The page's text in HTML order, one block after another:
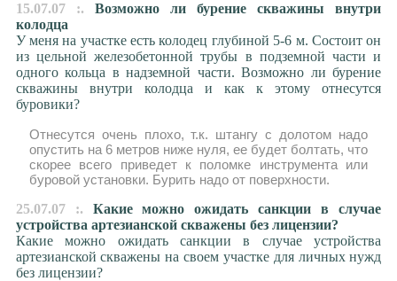
15.07.07 :. Возможно ли бурение скважины внутри
колодца
У меня на участке есть колодец глубиной 5-6 м. Состоит он
из цельной железобетонной трубы в подземной части и
одного кольца в надземной части. Возможно ли бурение
скважины внутри колодца и как к этому отнесутся
буровики?
Отнесутся очень плохо, т.к. штангу с долотом надо
опустить на 6 метров ниже нуля, ее будет болтать, что
скорее всего приведет к поломке инструмента или
буровой установки. Бурить надо от поверхности.
25.07.07 :. Какие можно ожидать санкции в случае
устройства артезианской скважены без лицензии?
Какие можно ожидать санкции в случае устройства
артезианской скважены на своем участке для личных нужд
без лицензии?